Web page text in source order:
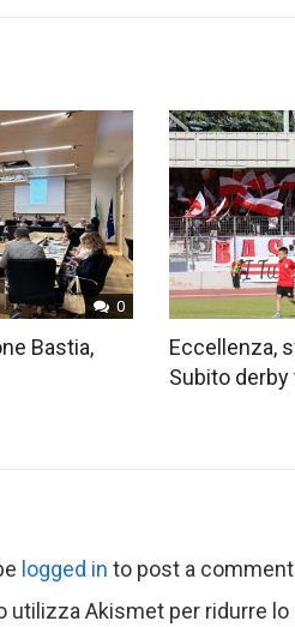
0
Bastia,
Eccellenza,
Subito derby
logged in to post a
utilizza Akismet per ridurre lo